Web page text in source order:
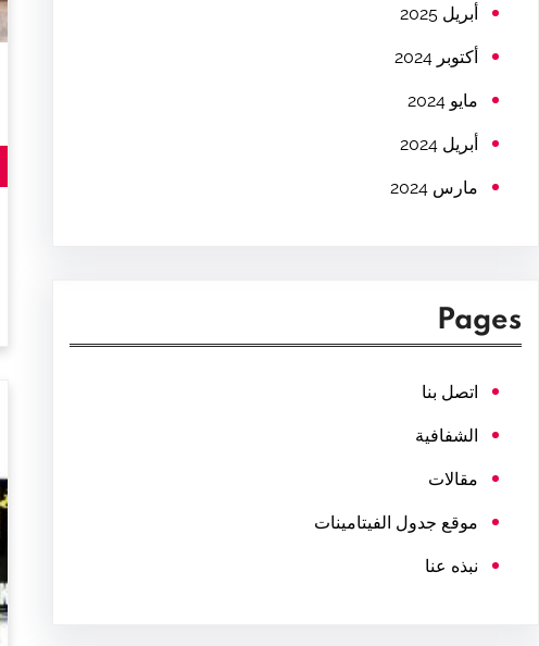
أبريل 2025
أكتوبر 2024
مايو 2024
أبريل 2024
مارس 2024
Pages
اتصل بنا
الشفافية
مقالات
موقع جدول الفيتامينات
نبذه عنا